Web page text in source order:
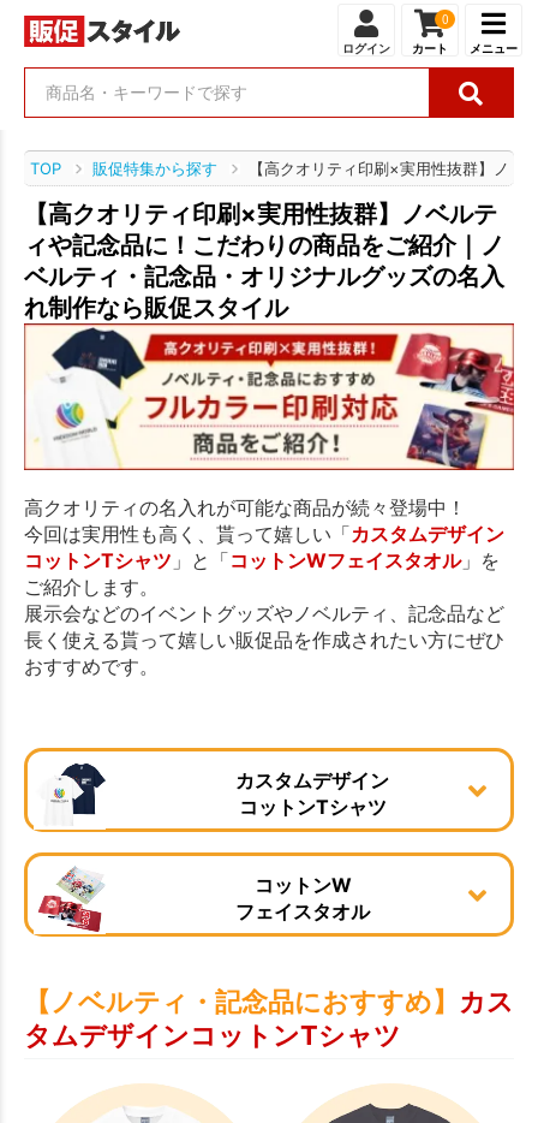
ログイン
0
カート メニュー
TOP 販促特集から探す 【高クオリティ印刷×実用性抜群】ノ
【高クオリティ印刷×実用性抜群】ノベルテ
ィや記念品に！こだわりの商品をご紹介｜ノ
ベルティ・記念品・オリジナルグッズの名入
れ制作なら販促スタイル
高クオリティの名入れが可能な商品が続々登場中！
今回は実用性も高く、貰って嬉しい「カスタムデザイン
コットンTシャツ 」と「コットンWフェイスタオル」を
ご紹介します。
展示会などのイベントグッズやノベルティ、記念品など
長く使える貰って嬉しい販促品を作成されたい方にぜひ
おすすめです。
カスタムデザイン
コットンTシャツ
コットンW
フェイスタオル
【ノベルティ・記念品におすすめ】 カス
タムデザインコットンTシャツ